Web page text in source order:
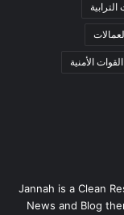
القوات الأمنية
Jannah is a Clean
News and Blog